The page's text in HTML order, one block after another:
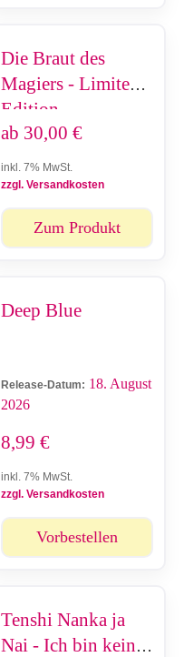
Die Braut des
Magiers - Limited
Edition
ab 30,00 €
inkl. 7% MwSt.
zzgl. Versandkosten
Zum Produkt
Deep Blue
Release-Datum: 18. August
2026
8,99 €
inkl. 7% MwSt.
zzgl. Versandkosten
Vorbestellen
Tenshi Nanka ja
Nai - Ich bin kein